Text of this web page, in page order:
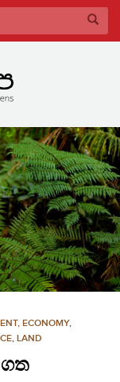
ECONOMY,
, LAND